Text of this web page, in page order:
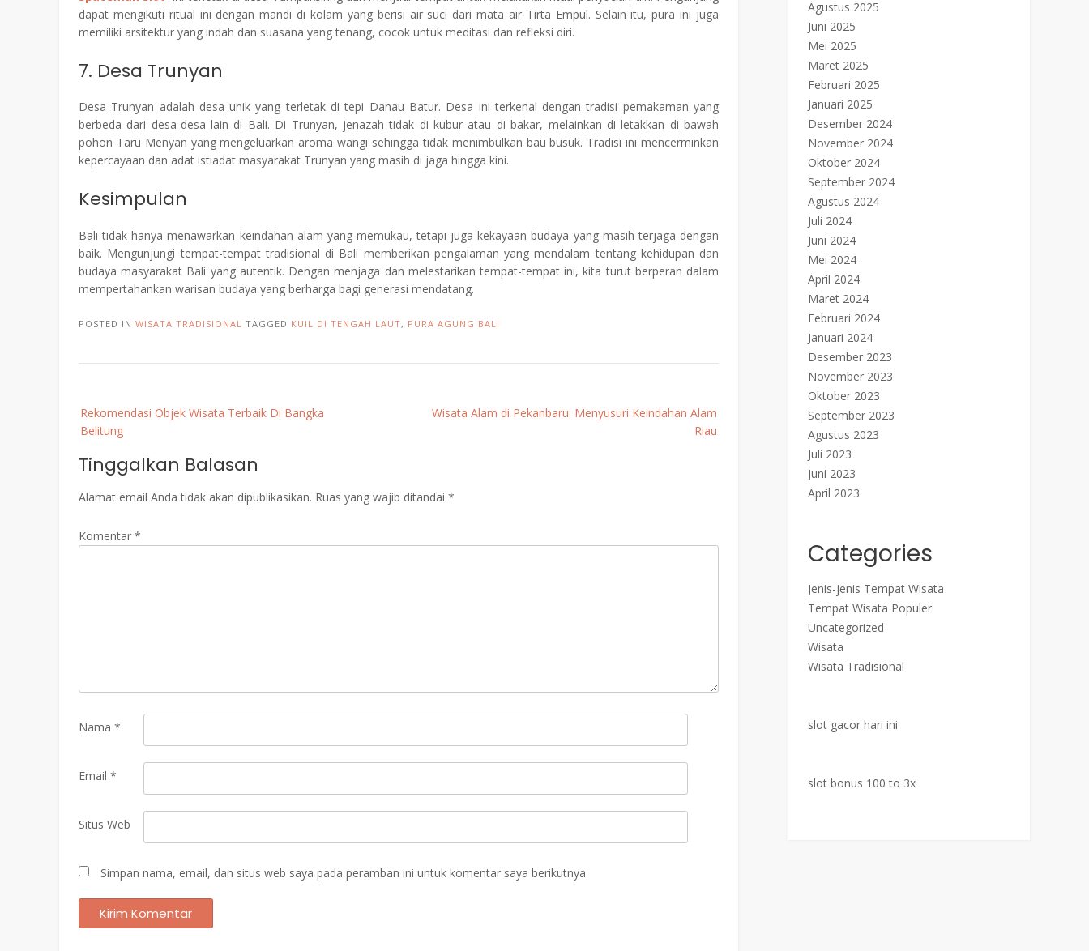
dapat mengikuti ritual ini dengan mandi di kolam yang berisi air suci dari mata air Tirta Empul. Selain itu, pura ini juga
memiliki arsitektur yang indah dan suasana yang tenang, cocok untuk meditasi dan refleksi diri.
7. Desa Trunyan
Desa Trunyan adalah desa unik yang terletak di tepi Danau Batur. Desa ini terkenal dengan tradisi pemakaman yang
berbeda dari desa-desa lain di Bali. Di Trunyan, jenazah tidak di kubur atau di bakar, melainkan di letakkan di bawah
pohon Taru Menyan yang mengeluarkan aroma wangi sehingga tidak menimbulkan bau busuk. Tradisi ini mencerminkan
kepercayaan dan adat istiadat masyarakat Trunyan yang masih di jaga hingga kini.
Kesimpulan
Bali tidak hanya menawarkan keindahan alam yang memukau, tetapi juga kekayaan budaya yang masih terjaga dengan
baik. Mengunjungi tempat-tempat tradisional di Bali memberikan pengalaman yang mendalam tentang kehidupan dan
budaya masyarakat Bali yang autentik. Dengan menjaga dan melestarikan tempat-tempat ini, kita turut berperan dalam
mempertahankan warisan budaya yang berharga bagi generasi mendatang.
POSTED IN WISATA TRADISIONAL TAGGED KUIL DI TENGAH LAUT, PURA AGUNG BALI
navigation
Rekomendasi Objek Wisata Terbaik Di Bangka
Belitung
Wisata Alam di Pekanbaru: Menyusuri Keindahan Alam
Riau
Tinggalkan Balasan
Alamat email Anda tidak akan dipublikasikan. Ruas yang wajib ditandai *
Komentar *
Nama *
Email *
Situs Web
Simpan nama, email, dan situs web saya pada peramban ini untuk komentar saya berikutnya.
Agustus 2025
Juni 2025
Mei 2025
Maret 2025
Februari 2025
Januari 2025
Desember 2024
November 2024
Oktober 2024
September 2024
Agustus 2024
Juli 2024
Juni 2024
Mei 2024
April 2024
Maret 2024
Februari 2024
Januari 2024
Desember 2023
November 2023
Oktober 2023
September 2023
Agustus 2023
Juli 2023
Juni 2023
April 2023
Categories
Jenis-jenis Tempat Wisata
Tempat Wisata Populer
Uncategorized
Wisata
Wisata Tradisional
slot gacor hari ini
slot bonus 100 to 3x